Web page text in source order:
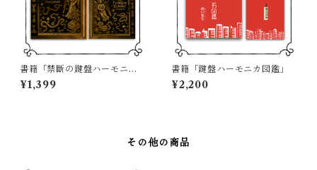
書籍「禁斷の鍵盤ハーモニ
カ」
¥1,399
書籍「鍵盤ハーモニカ図鑑」
¥2,200
その他の商品